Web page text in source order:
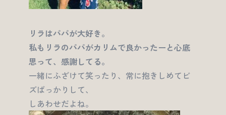
リラはパパが大好き。
私もリラのパパがカリムで良かったーと心底
思って、感謝してる。
一緒にふざけて笑ったり、常に抱きしめてビ
ズばっかりして、
しあわせだよね。